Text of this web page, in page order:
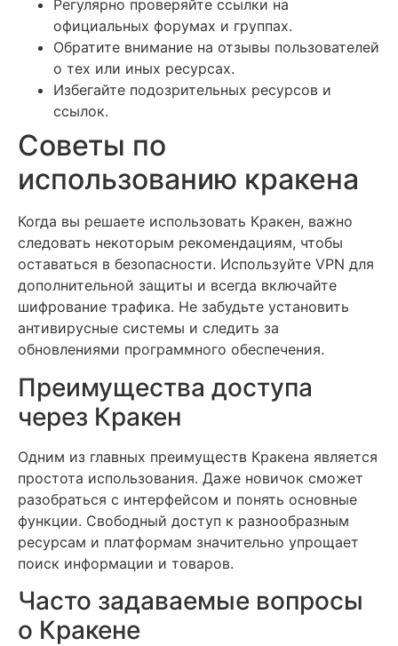
Регулярно проверяйте ссылки на
официальных форумах и группах.
Обратите внимание на отзывы пользователей
о тех или иных ресурсах.
Избегайте подозрительных ресурсов и
ссылок.
Советы по
использованию кракена
Когда вы решаете использовать Кракен, важно
следовать некоторым рекомендациям, чтобы
оставаться в безопасности. Используйте VPN для
дополнительной защиты и всегда включайте
шифрование трафика. Не забудьте установить
антивирусные системы и следить за
обновлениями программного обеспечения.
Преимущества доступа
через Кракен
Одним из главных преимуществ Кракена является
простота использования. Даже новичок сможет
разобраться с интерфейсом и понять основные
функции. Свободный доступ к разнообразным
ресурсам и платформам значительно упрощает
поиск информации и товаров.
Часто задаваемые вопросы
о Кракене